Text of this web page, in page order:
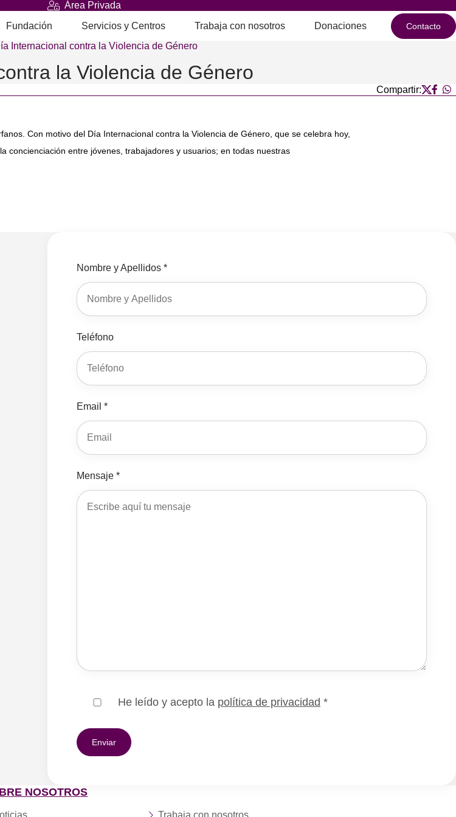
Área Privada
Fundación Servicios y Centros Trabaja con nosotros Donaciones Contacto
Internacional contra la Violencia de Género
la Violencia de Género
Compartir:
Con motivo del Día Internacional contra la Violencia de Género, que se celebra hoy,
concienciación entre jóvenes, trabajadores y usuarios; en todas nuestras
Nombre y Apellidos *
Teléfono
Email *
Mensaje *
He leído y acepto la política de privacidad *
NOSOTROS
Trabaja con nosotros